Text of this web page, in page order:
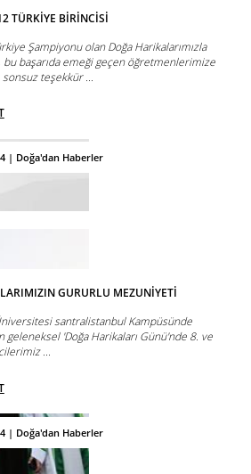
| Doğa'dan Haberler
TÜRKİYE BİRİNCİSİ
Şampiyonu olan Doğa Harikalarımızla
başarıda emeği geçen öğretmenlerimize
teşekkür ...
| Doğa'dan Haberler
GURURLU MEZUNİYETİ
santralistanbul Kampüsünde
'Doğa Harikaları Günü'nde 8. ve
...